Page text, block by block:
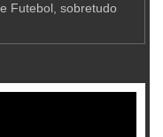
Futebol, sobretudo